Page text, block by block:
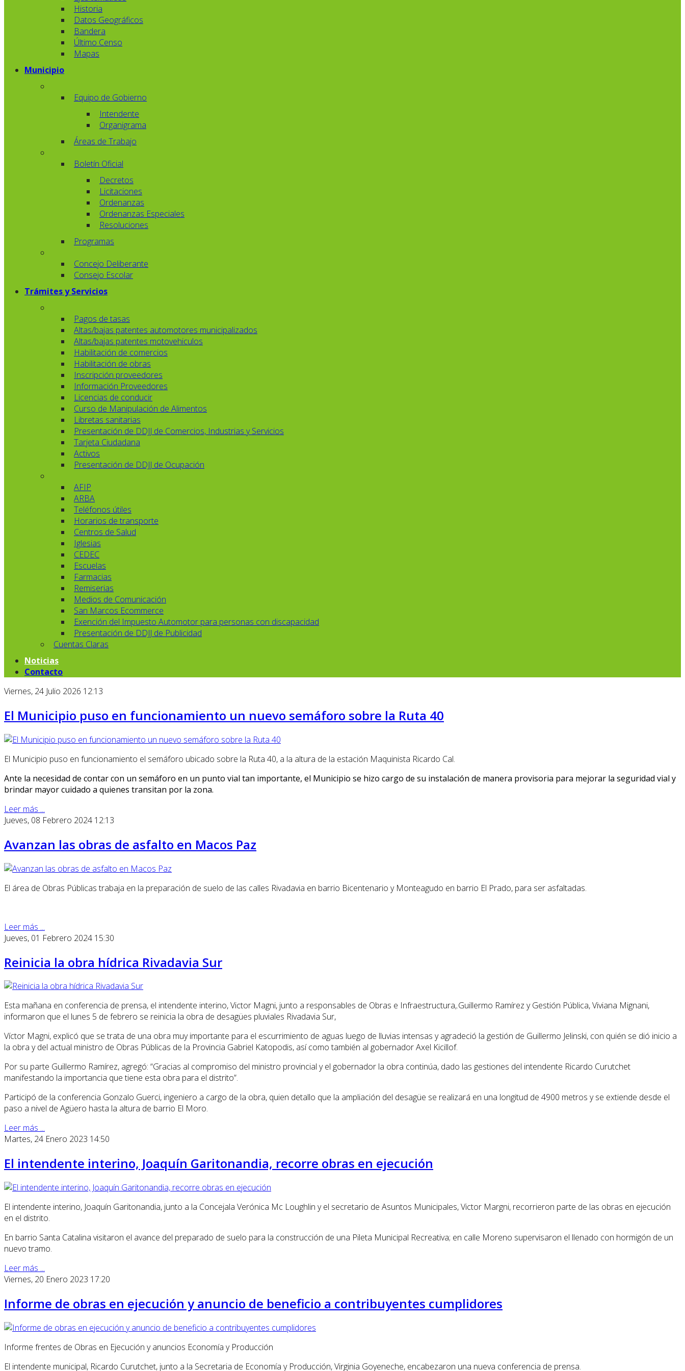
Historia
Datos Geográficos
Bandera
Último Censo
Mapas
Municipio
Equipo de Gobierno
Intendente
Organigrama
Áreas de Trabajo
Boletín Oficial
Decretos
Licitaciones
Ordenanzas
Ordenanzas Especiales
Resoluciones
Programas
Concejo Deliberante
Consejo Escolar
Trámites y Servicios
Pagos de tasas
Altas/bajas patentes automotores municipalizados
Altas/bajas patentes motovehiculos
Habilitación de comercios
Habilitación de obras
Inscripción proveedores
Información Proveedores
Licencias de conducir
Curso de Manipulación de Alimentos
Libretas sanitarias
Presentación de DDJJ de Comercios, Industrias y Servicios
Tarjeta Ciudadana
Activos
Presentación de DDJJ de Ocupación
AFIP
ARBA
Teléfonos útiles
Horarios de transporte
Centros de Salud
Iglesias
CEDEC
Escuelas
Farmacias
Remiserias
Medios de Comunicación
San Marcos Ecommerce
Exención del Impuesto Automotor para personas con discapacidad
Presentación de DDJJ de Publicidad
Cuentas Claras
Noticias
Contacto
Viernes, 24 Julio 2026 12:13
El Municipio puso en funcionamiento un nuevo semáforo sobre la Ruta 40
El Municipio puso en funcionamiento el semáforo ubicado sobre la Ruta 40, a la altura de la estación Maquinista Ricardo Cal.
Ante la necesidad de contar con un semáforo en un punto vial tan importante, el Municipio se hizo cargo de su instalación de manera provisoria para mejorar la seguridad vial y
brindar mayor cuidado a quienes transitan por la zona.
Leer más ...
Jueves, 08 Febrero 2024 12:13
Avanzan las obras de asfalto en Macos Paz
El área de Obras Públicas trabaja en la preparación de suelo de las calles Rivadavia en barrio Bicentenario y Monteagudo en barrio El Prado, para ser asfaltadas.
Leer más ...
Jueves, 01 Febrero 2024 15:30
Reinicia la obra hídrica Rivadavia Sur
Esta mañana en conferencia de prensa, el intendente interino, Victor Magni, junto a responsables de Obras e Infraestructura,.Guillermo Ramírez y Gestión Pública, Viviana Mignani,
informaron que el lunes 5 de febrero se reinicia la obra de desagües pluviales Rivadavia Sur,
Víctor Magni, explicó que se trata de una obra muy importante para el escurrimiento de aguas luego de lluvias intensas y agradeció la gestión de Guillermo Jelinski, con quién se dió inicio a
la obra y del actual ministro de Obras Públicas de la Provincia Gabriel Katopodis, así como también al gobernador Axel Kicillof.
Por su parte Guillermo Ramírez, agregó: “Gracias al compromiso del ministro provincial y el gobernador la obra continúa, dado las gestiones del intendente Ricardo Curutchet
manifestando la importancia que tiene esta obra para el distrito”.
Participó de la conferencia Gonzalo Guerci, ingeniero a cargo de la obra, quien detallo que la ampliación del desagüe se realizará en una longitud de 4900 metros y se extiende desde el
paso a nivel de Agüero hasta la altura de barrio El Moro.
Leer más ...
Martes, 24 Enero 2023 14:50
El intendente interino, Joaquín Garitonandia, recorre obras en ejecución
El intendente interino, Joaquín Garitonandia, junto a la Concejala Verónica Mc Loughlin y el secretario de Asuntos Municipales, Victor Margni, recorrieron parte de las obras en ejecución
en el distrito.
En barrio Santa Catalina visitaron el avance del preparado de suelo para la construcción de una Pileta Municipal Recreativa; en calle Moreno supervisaron el llenado con hormigón de un
nuevo tramo.
Leer más ...
Viernes, 20 Enero 2023 17:20
Informe de obras en ejecución y anuncio de beneficio a contribuyentes cumplidores
Informe frentes de Obras en Ejecución y anuncios Economía y Producción
El intendente municipal, Ricardo Curutchet, junto a la Secretaria de Economía y Producción, Virginia Goyeneche, encabezaron una nueva conferencia de prensa.